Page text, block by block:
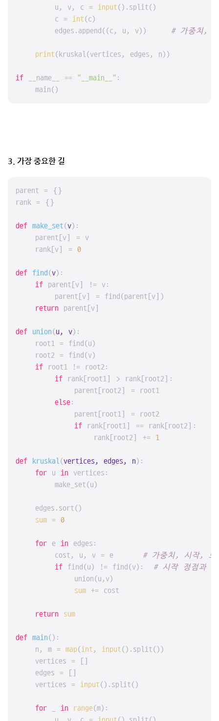
        u, v, c =
input().split()
        c =
int(c)
        edges.append((c, u, v))
# 가중치,
print(kruskal(vertices, edges, n))
if __name__ == "__main__" :
    main()
3. 가장 중요한 길
parent = {}
rank = {}
def make_set(v):
    parent[v] = v
    rank[v] =
0
def find(v):
if parent[v] != v:
        parent[v] = find(parent[v])
return parent[v]
def union(u, v):
    root1 = find(u)
    root2 = find(v)
if root1 != root2:
if rank[root1] > rank[root2]:
            parent[root2] = root1
else:
            parent[root1] = root2
if rank[root1] == rank[root2]:
                rank[root2] +=
1
def kruskal(vertices, edges, n):
for u in vertices:
        make_set(u)
    edges.sort()
sum = 0
for e in edges:
        cost, u, v = e
# 가중치, 시작, 도
if find(u) != find(v): # 시작 정점과
            union(u,v)
sum += cost
return sum
def main():
    n, m =
map(int , input().split())
    vertices = []
    edges = []
    vertices =
input().split()
for in range(m):